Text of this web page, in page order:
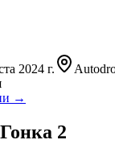
2024 г.
→
2